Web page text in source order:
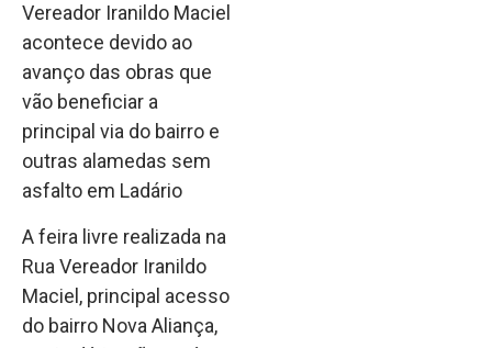
Vereador Iranildo Maciel
acontece devido ao
avanço das obras que
vão beneficiar a
principal via do bairro e
outras alamedas sem
asfalto em Ladário
A feira livre realizada na
Rua Vereador Iranildo
Maciel, principal acesso
do bairro Nova Aliança,